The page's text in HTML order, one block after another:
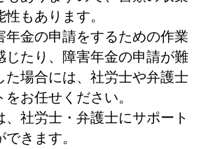
もあります。
年金の申請をするための作業
じたり、障害年金の申請が難
た場合には、社労士や弁護士
お任せください。
、社労士・弁護士にサポート
きます。